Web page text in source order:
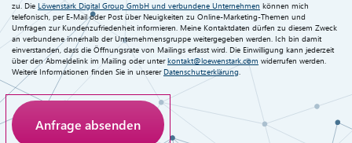
zu. Die Löwenstark Digital Group GmbH und verbundene Unternehmen können mich
telefonisch, per E-Mail oder Post über Neuigkeiten zu Online-Marketing-Themen und
Umfragen zur Kundenzufriedenheit informieren. Meine Kontaktdaten dürfen zu diesem Zweck
an verbundene innerhalb der Unternehmensgruppe weitergegeben werden. Ich bin damit
einverstanden, dass die Öffnungsrate von Mailings erfasst wird. Die Einwilligung kann jederzeit
über den Abmeldelink im Mailing oder unterkontakt@loewenstark.com widerrufen werden.
Weitere Informationen finden Sie in unserer Datenschutzerklärung